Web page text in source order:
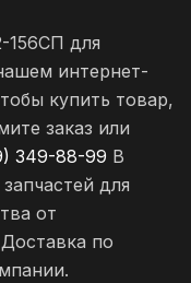
156СП для
интернет-
купить товар,
заказ или
349-88-99 В
для
от
по